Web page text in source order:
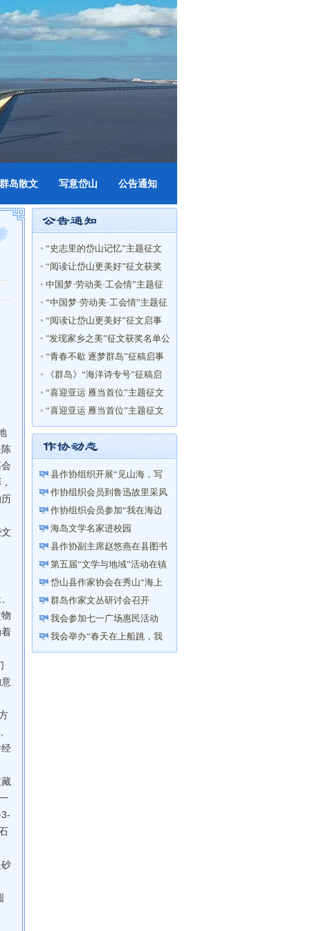
群岛散文 写意岱山 公告通知
“史志里的岱山记忆”主题征文
启事
“阅读让岱山更美好”征文获奖
名单
中国梦·劳动美·工会情”主题征
文获奖名单
“中国梦·劳动美·工会情”主题征
文启事
“阅读让岱山更美好”征文启事
"发现家乡之美”征文获奖名单公
布！
“青春不歇 逐梦群岛”征稿启事
《群岛》“海洋诗专号”征稿启
事
“喜迎亚运 雁当首位”主题征文
获奖名单
“喜迎亚运 雁当首位”主题征文
启事
县作协组织开展“见山海，写
家园”主题创作采风活动
作协组织会员到鲁迅故里采风
活动
作协组织会员参加“我在海边
读书”活动
海岛文学名家进校园
县作协副主席赵悠燕在县图书
馆举办“以笔写心——让你的...
第五届“文学与地域”活动在镇
海举行
岱山县作家协会在秀山“海上
花乡”成立文学创作采风基地
群岛作家文丛研讨会召开
我会参加七一广场惠民活动
我会举办“春天在上船跳，我
与诗歌有个约会”诗文朗读会